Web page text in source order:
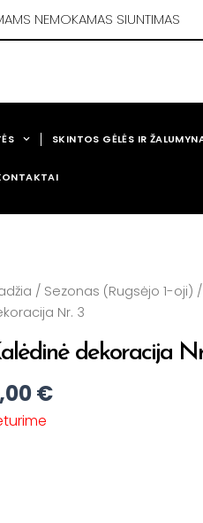
NEMOKAMAS SIUNTIMAS
SKINTOS GĖLĖS IR
/ Sezonas (Rugsėjo 1-oji) /
Nr. 3
dekoracija
€